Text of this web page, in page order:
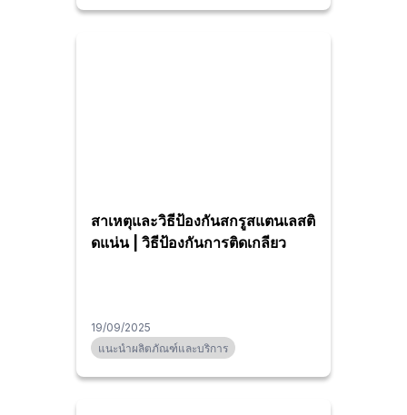
สาเหตุและวิธีป้องกันสกรูสแตนเลสติ
ดแน่น | วิธีป้องกันการติดเกลียว
19/09/2025
แนะนำผลิตภัณฑ์และบริการ